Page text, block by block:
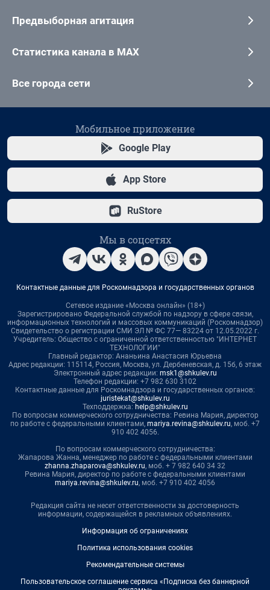
Предвыборная агитация
Статистика канала в MAX
Все города сети
Мобильное приложение
Google Play
App Store
RuStore
Мы в соцсетях
Контактные данные для Роскомнадзора и государственных органов
Сетевое издание «Москва онлайн» (18+)
Зарегистрировано Федеральной службой по надзору в сфере связи,
информационных технологий и массовых коммуникаций (Роскомнадзор)
Свидетельство о регистрации СМИ ЭЛ № ФС 77— 83224 от 12.05.2022 г.
Учредитель: Общество с ограниченной ответственностью "ИНТЕРНЕТ
ТЕХНОЛОГИИ"
Главный редактор: Ананьина Анастасия Юрьевна
Адрес редакции: 115114, Россия, Москва, ул. Дербеневская, д. 15б, 6 этаж
Электронный адрес редакции: msk1@shkulev.ru
Телефон редакции: +7 982 630 3102
Контактные данные для Роскомнадзора и государственных органов:
juristekat@shkulev.ru
Техподдержка: help@shkulev.ru
По вопросам коммерческого сотрудничества: Ревина Мария, директор
по работе с федеральными клиентами, mariya.revina@shkulev.ru, моб. +7
910 402 4056.
По вопросам коммерческого сотрудничества:
Жапарова Жанна, менеджер по работе с федеральными клиентами
zhanna.zhaparova@shkulev.ru, моб. + 7 982 640 34 32
Ревина Мария, директор по работе с федеральными клиентами
mariya.revina@shkulev.ru, моб. +7 910 402 4056
Редакция сайта не несет ответственности за достоверность
информации, содержащейся в рекламных объявлениях.
Информация об ограничениях
Политика использования cookies
Рекомендательные системы
Пользовательское соглашение сервиса «Подписка без баннерной